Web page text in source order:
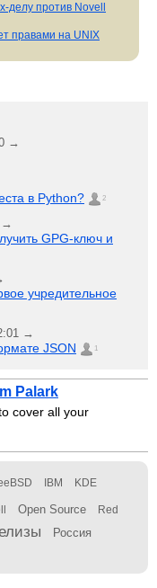
делу против Novell
правами на UNIX
→
в Python? 2
→
GPG-ключ и
учредительное
→
JSON 1
Palark
cover all your
IBM KDE
Open Source Red
Россия